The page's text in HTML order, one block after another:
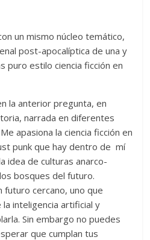
un mismo núcleo temático,
post-apocalíptica de una y
puro estilo ciencia ficción en
la anterior pregunta, en
narrada en diferentes
apasiona la ciencia ficción en
punk que hay dentro de mí
idea de culturas anarco-
bosques del futuro.
futuro cercano, uno que
inteligencia artificial y
Sin embargo no puedes
que cumplan tus